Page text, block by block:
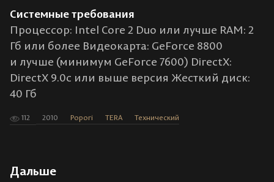
Системные требования
Процессор: Intel Core 2 Duo или лучше RAM: 2
Гб или более Видеокарта: GeForce 8800
и лучше (минимум GeForce 7600) DirectX:
DirectX 9.0c или выше версия Жесткий диск:
40 Гб
112 2010 Popori TERA Технический
Дальше